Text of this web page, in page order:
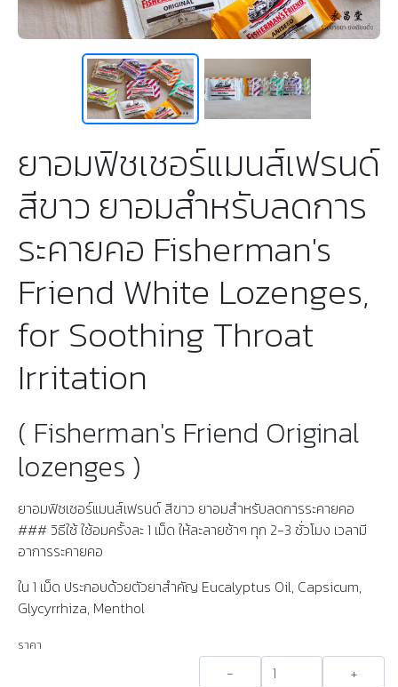
ยาอมฟิชเชอร์แมนส์เฟรนด์
สีขาว ยาอมสำหรับลดการ
ระคายคอ Fisherman's
Friend White Lozenges,
for Soothing Throat
Irritation
( Fisherman's Friend Original
lozenges )
ยาอมฟิชเชอร์แมนส์เฟรนด์ สีขาว ยาอมสำหรับลดการระคายคอ
### วิธีใช้ ใช้อมครั้งละ 1 เม็ด ให้ละลายช้าๆ ทุก 2-3 ชั่วโมง เวลามี
อาการระคายคอ
ใน 1 เม็ด ประกอบด้วยตัวยาสำคัญ Eucalyptus Oil, Capsicum,
Glycyrrhiza, Menthol
ราคา
- +